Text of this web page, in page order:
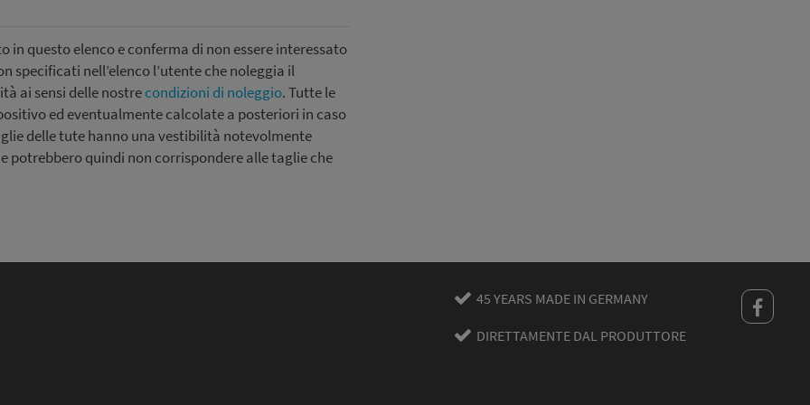
in questo elenco e conferma di non essere interessato
nell’elenco l’utente che noleggia il
ai sensi delle nostrecondizioni di noleggio. Tutte le
ed eventualmente calcolate a posteriori in caso
delle tute hanno una vestibilità notevolmente
potrebbero quindi non corrispondere alle taglie che
45 YEARS MADE IN GERMANY
DIRETTAMENTE DAL PRODUTTORE